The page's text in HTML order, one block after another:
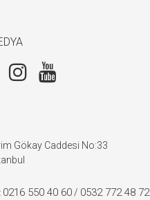
Gökay Caddesi No:33
0216 550 40 60 / 0532 772 48 72